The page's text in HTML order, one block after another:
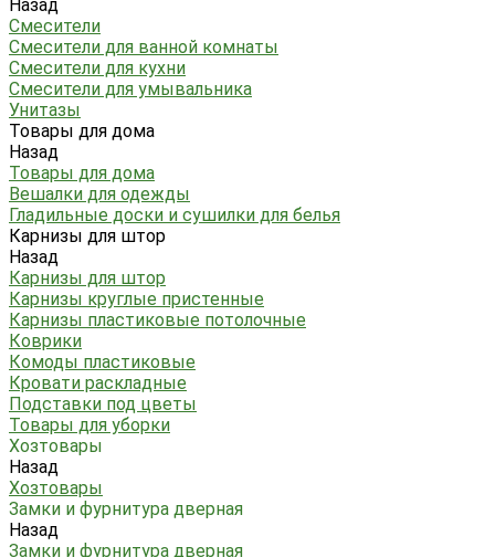
Назад
Смесители
Смесители для ванной комнаты
Смесители для кухни
Смесители для умывальника
Унитазы
Товары для дома
Назад
Товары для дома
Вешалки для одежды
Гладильные доски и сушилки для белья
Карнизы для штор
Назад
Карнизы для штор
Карнизы круглые пристенные
Карнизы пластиковые потолочные
Коврики
Комоды пластиковые
Кровати раскладные
Подставки под цветы
Товары для уборки
Хозтовары
Назад
Хозтовары
Замки и фурнитура дверная
Назад
Замки и фурнитура дверная